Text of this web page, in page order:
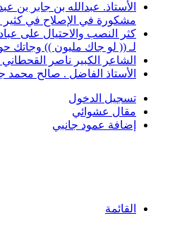
الأستاذ. عبدالله بن جابر
مشكورة في الإصلاح في كثير
كثر النصب والاحتيال على
لـ (( لو جاك مليون )) وجاتك
الشاعر الكبير ناصر
الأستاذ الفاضل . صالح محمد جمعان
تسجيل الدخول
مقال عشوائي
إضافة عمود جانبي
القائمة